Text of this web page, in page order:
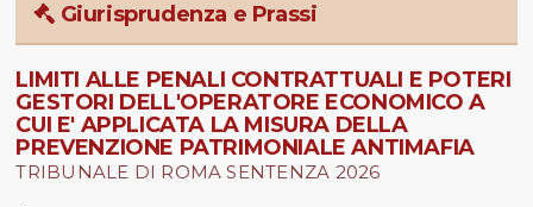
Giurisprudenza e Prassi
LIMITI ALLE PENALI CONTRATTUALI E POTERI
GESTORI DELL'OPERATORE ECONOMICO A
CUI E' APPLICATA LA MISURA DELLA
PREVENZIONE PATRIMONIALE ANTIMAFIA
TRIBUNALE DI ROMA SENTENZA 2026